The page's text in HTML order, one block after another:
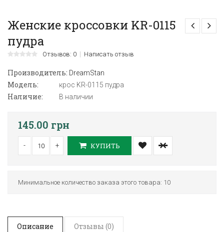
Женские кроссовки KR-0115
пудра
Отзывов: 0 Написать отзыв
Производитель: DreamStan
Модель: крос KR-0115 пудра
Наличие: В наличии
145.00 грн
- + КУПИТЬ
Минимальное количество заказа этого товара: 10
Описание Отзывы (0)